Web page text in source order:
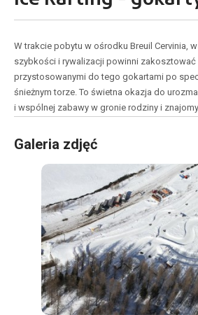
W trakcie pobytu w ośrodku Breuil Cervinia,
szybkości i rywalizacji powinni zakosztować
przystosowanymi do tego gokartami po
śnieżnym torze. To świetna okazja do
i wspólnej zabawy w gronie rodziny i
Galeria zdjęć